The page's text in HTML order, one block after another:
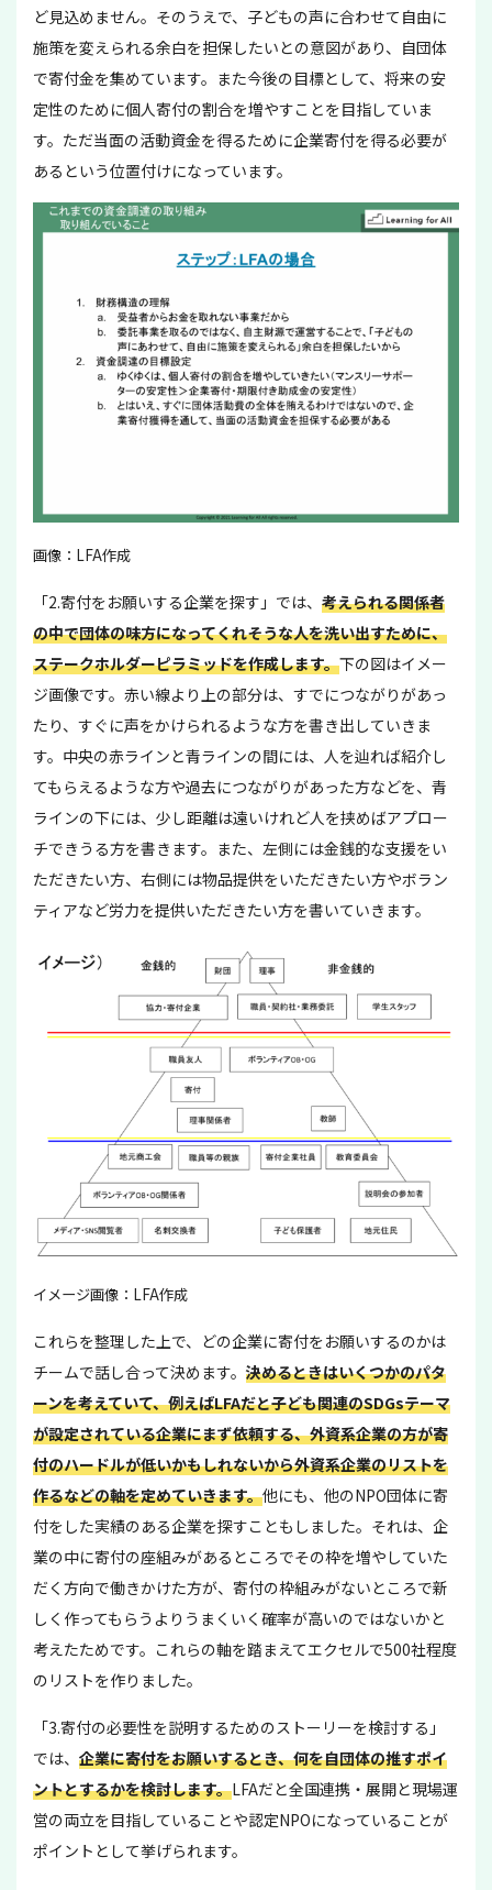
ど見込めません。そのうえで、子どもの声に合わせて自由に
施策を変えられる余白を担保したいとの意図があり、自団体
で寄付金を集めています。また今後の目標として、将来の安
定性のために個人寄付の割合を増やすことを目指していま
す。ただ当面の活動資金を得るために企業寄付を得る必要が
あるという位置付けになっています。
画像：LFA作成
「2.寄付をお願いする企業を探す」では、 考えられる関係者
の中で団体の味方になってくれそうな人を洗い出すために、
ステークホルダーピラミッドを作成します。下の図はイメー
ジ画像です。赤い線より上の部分は、すでにつながりがあっ
たり、すぐに声をかけられるような方を書き出していきま
す。中央の赤ラインと青ラインの間には、人を辿れば紹介し
てもらえるような方や過去につながりがあった方などを、青
ラインの下には、少し距離は遠いけれど人を挟めばアプロー
チできうる方を書きます。また、左側には金銭的な支援をい
ただきたい方、右側には物品提供をいただきたい方やボラン
ティアなど労力を提供いただきたい方を書いていきます。
イメージ画像：LFA作成
これらを整理した上で、どの企業に寄付をお願いするのかは
チームで話し合って決めます。 決めるときはいくつかのパタ
ーンを考えていて、例えばLFAだと子ども関連のSDGsテーマ
が設定されている企業にまず依頼する、外資系企業の方が寄
付のハードルが低いかもしれないから外資系企業のリストを
作るなどの軸を定めていきます。他にも、他のNPO団体に寄
付をした実績のある企業を探すこともしました。それは、企
業の中に寄付の座組みがあるところでその枠を増やしていた
だく方向で働きかけた方が、寄付の枠組みがないところで新
しく作ってもらうよりうまくいく確率が高いのではないかと
考えたためです。これらの軸を踏まえてエクセルで500社程度
のリストを作りました。
「3.寄付の必要性を説明するためのストーリーを検討する」
では、 企業に寄付をお願いするとき、何を自団体の推すポイ
ントとするかを検討します。LFAだと全国連携・展開と現場運
営の両立を目指していることや認定NPOになっていることが
ポイントとして挙げられます。